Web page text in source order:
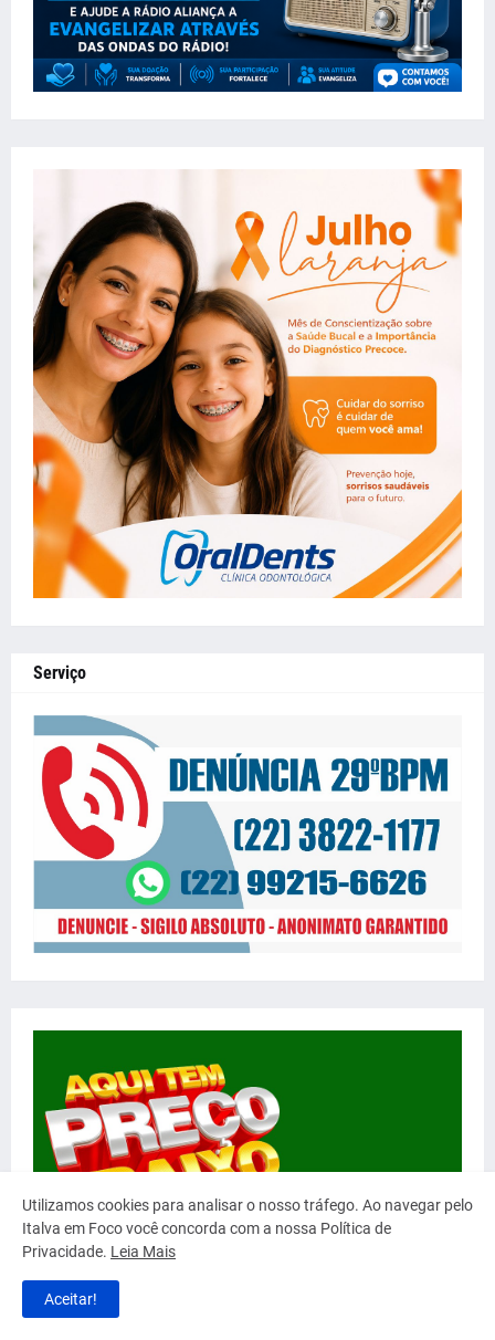
Serviço
Utilizamos cookies para analisar o nosso tráfego. Ao navegar pelo
Italva em Foco você concorda com a nossa Política de
Privacidade. Leia Mais
Aceitar!